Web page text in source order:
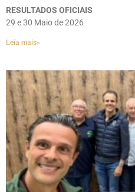
RESULTADOS OFICIAIS
29 e 30 Maio de 2026
Leia mais»